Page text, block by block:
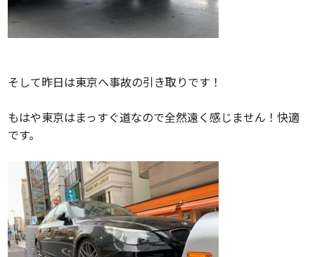
そして昨日は東京へ事故の引き取りです！
もはや東京はまっすぐ道なので全然遠く感じません！快適
です。